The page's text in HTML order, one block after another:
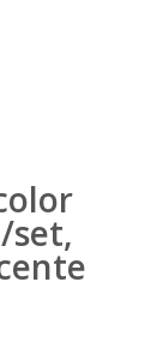
set,